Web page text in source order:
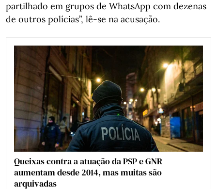
partilhado em grupos de WhatsApp com dezenas
de outros polícias”, lê-se na acusação.
Queixas contra a atuação da PSP e GNR
aumentam desde 2014, mas muitas são
arquivadas